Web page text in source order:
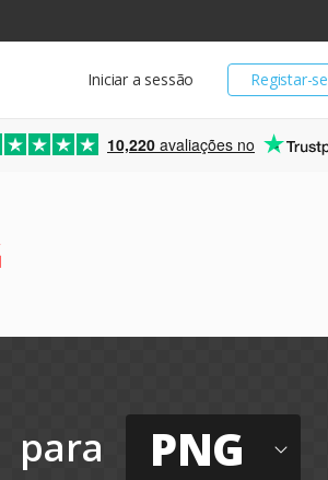
Registar-se
Iniciar a sessão
10,220 avaliações no
para PNG